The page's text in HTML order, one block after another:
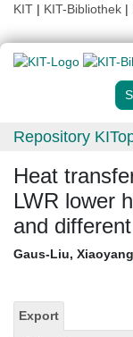
KIT | KIT-Bibliothek |
Repository
Heat
LWR lower
and
Gaus-Liu, Xiaoyang
Export